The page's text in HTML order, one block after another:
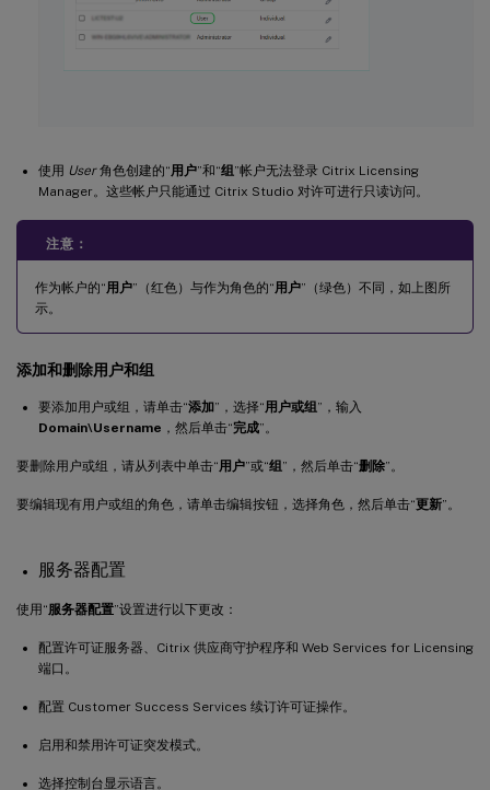
使用 User角色创建的“用户”和“组”帐户无法登录 Citrix Licensing
Manager。这些帐户只能通过 Citrix Studio 对许可进行只读访问。
注意：
作为帐户的“用户”（红色）与作为角色的“用户”（绿色）不同，如上图所
示。
添加和删除用户和组
要添加用户或组，请单击“添加”，选择“用户或组”，输入
Domain\Username ，然后单击“完成”。
要删除用户或组，请从列表中单击“用户”或“组”，然后单击“删除”。
要编辑现有用户或组的角色，请单击编辑按钮，选择角色，然后单击“更新”。
服务器配置
使用“服务器配置”设置进行以下更改：
配置许可证服务器、Citrix 供应商守护程序和 Web Services for Licensing
端口。
配置 Customer Success Services 续订许可证操作。
启用和禁用许可证突发模式。
选择控制台显示语言。